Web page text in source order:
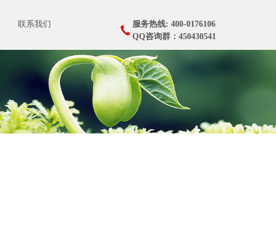
联系我们
服务热线: 400-0176106
QQ咨询群：450430541